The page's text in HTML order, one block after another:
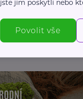
jste jim poskytli nebo
Povolit vše